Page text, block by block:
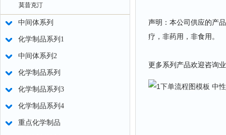
莫昔克汀
中间体系列
化学制品系列1
中间体系列2
化学制品系列
化学制品系列3
化学制品系列4
重点化学制品
声明：本公司供应的产
疗，非药用，非食用。
更多系列产品欢迎咨询